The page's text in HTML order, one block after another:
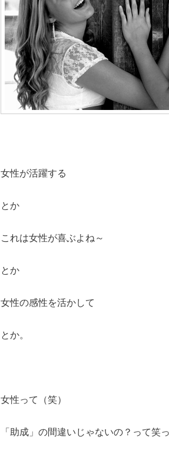
女性が活躍する
とか
これは女性が喜ぶよね～
とか
女性の感性を活かして
とか。
女性って（笑）
「助成」の間違いじゃないの？って笑